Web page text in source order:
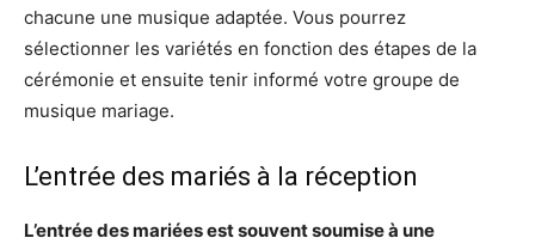
chacune une musique adaptée. Vous pourrez
sélectionner les variétés en fonction des étapes de la
cérémonie et ensuite tenir informé votre groupe de
musique mariage.
L’entrée des mariés à la réception
L’entrée des mariées est souvent soumise à une